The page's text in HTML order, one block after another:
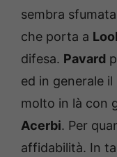
sembra
che porta a
difesa. Pavard
ed in generale
molto in là con
Acerbi. Per
affidabilità. In